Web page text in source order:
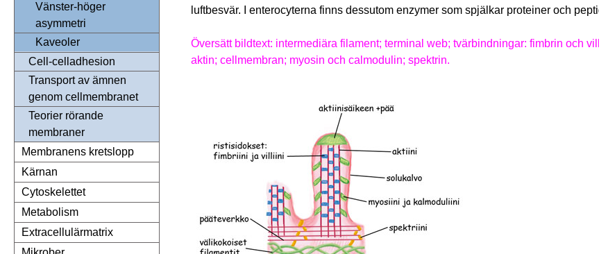
Vänster-höger
asymmetri
Kaveoler
Cell-celladhesion
Transport av ämnen
genom cellmembranet
Teorier rörande
membraner
Membranens kretslopp
Kärnan
Cytoskelettet
Metabolism
Extracellulärmatrix
luftbesvär. I enterocyterna finns dessutom enzymer som spjälkar proteiner och
Översätt bildtext: intermediära filament; terminal web; tvärbindningar: fimbrin och
aktin; cellmembran; myosin och calmodulin; spektrin.